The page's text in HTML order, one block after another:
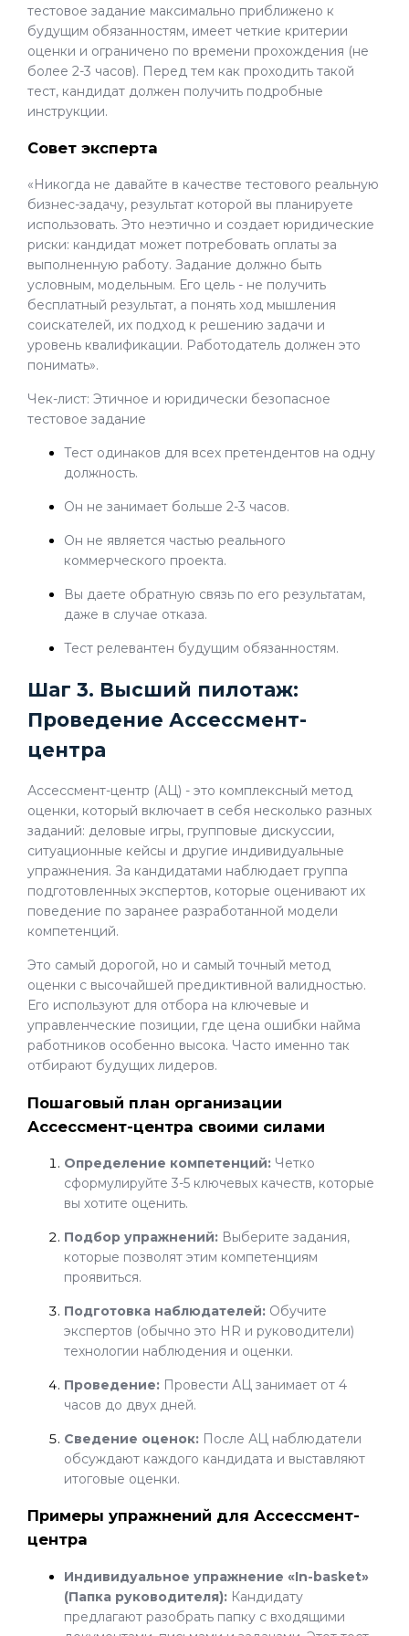
тестовое задание максимально приближено к
будущим обязанностям, имеет четкие критерии
оценки и ограничено по времени прохождения (не
более 2-3 часов). Перед тем как проходить такой
тест, кандидат должен получить подробные
инструкции.
Совет эксперта
«Никогда не давайте в качестве тестового реальную
бизнес-задачу, результат которой вы планируете
использовать. Это неэтично и создает юридические
риски: кандидат может потребовать оплаты за
выполненную работу. Задание должно быть
условным, модельным. Его цель - не получить
бесплатный результат, а понять ход мышления
соискателей, их подход к решению задачи и
уровень квалификации. Работодатель должен это
понимать».
Чек-лист: Этичное и юридически безопасное
тестовое задание
Тест одинаков для всех претендентов на одну
должность.
Он не занимает больше 2-3 часов.
Он не является частью реального
коммерческого проекта.
Вы даете обратную связь по его результатам,
даже в случае отказа.
Тест релевантен будущим обязанностям.
Шаг 3. Высший пилотаж:
Проведение Ассессмент-
центра
Ассессмент-центр (АЦ) - это комплексный метод
оценки, который включает в себя несколько разных
заданий: деловые игры, групповые дискуссии,
ситуационные кейсы и другие индивидуальные
упражнения. За кандидатами наблюдает группа
подготовленных экспертов, которые оценивают их
поведение по заранее разработанной модели
компетенций.
Это самый дорогой, но и самый точный метод
оценки с высочайшей предиктивной валидностью.
Его используют для отбора на ключевые и
управленческие позиции, где цена ошибки найма
работников особенно высока. Часто именно так
отбирают будущих лидеров.
Пошаговый план организации
Ассессмент-центра своими силами
Определение компетенций:Четко
сформулируйте 3-5 ключевых качеств, которые
вы хотите оценить.
Подбор упражнений:Выберите задания,
которые позволят этим компетенциям
проявиться.
Подготовка наблюдателей: Обучите
экспертов (обычно это HR и руководители)
технологии наблюдения и оценки.
Проведение:Провести АЦ занимает от 4
часов до двух дней.
Сведение оценок: После АЦ наблюдатели
обсуждают каждого кандидата и выставляют
итоговые оценки.
Примеры упражнений для Ассессмент-
центра
Индивидуальное упражнение «In-basket»
(Папка руководителя): Кандидату
предлагают разобрать папку с входящими